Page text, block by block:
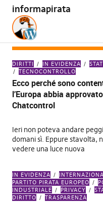
informapirata
CATEGORIA:
DIRITTI IN EVIDENZA
TECNOCONTROLLO
Ecco perché sono
l’Europa abbia approvato
Chatcontrol
Ieri non poteva andare
domani sì. Eppure stavolta,
vedere una luce nuova
IN EVIDENZA
PARTITO PIRATA EUROPEO
INDUSTRIALE
PRIVACY
DIRITTO
TRASPARENZA